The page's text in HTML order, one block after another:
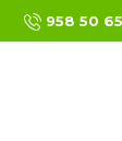
958 50